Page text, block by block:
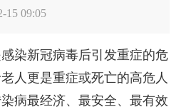
15 09:05
新冠病毒后引发重症的危
人更是重症或死亡的高危人
病最经济、最安全、最有效